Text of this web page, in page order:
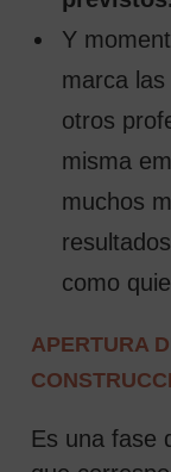
Y
marca las
otros
misma
muchos
como
APERTURA
Es una fase